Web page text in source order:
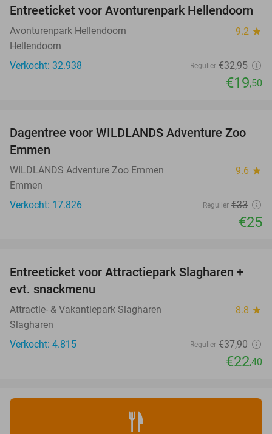
41%
Entreeticket voor Avonturenpark Hellendoorn
Avonturenpark Hellendoorn 9.2 star
Hellendoorn
Verkocht: 32.938
Regulier €32,95
€19,50
24%
Dagentree voor WILDLANDS Adventure Zoo
Emmen
WILDLANDS Adventure Zoo Emmen 9.6 star
Emmen
Verkocht: 17.826
Regulier €33
€25
41%
Entreeticket voor Attractiepark Slagharen +
evt. snackmenu
Attractie- & Vakantiepark Slagharen 8.8 star
Slagharen
Verkocht: 4.815
Regulier €37,90
€22,40